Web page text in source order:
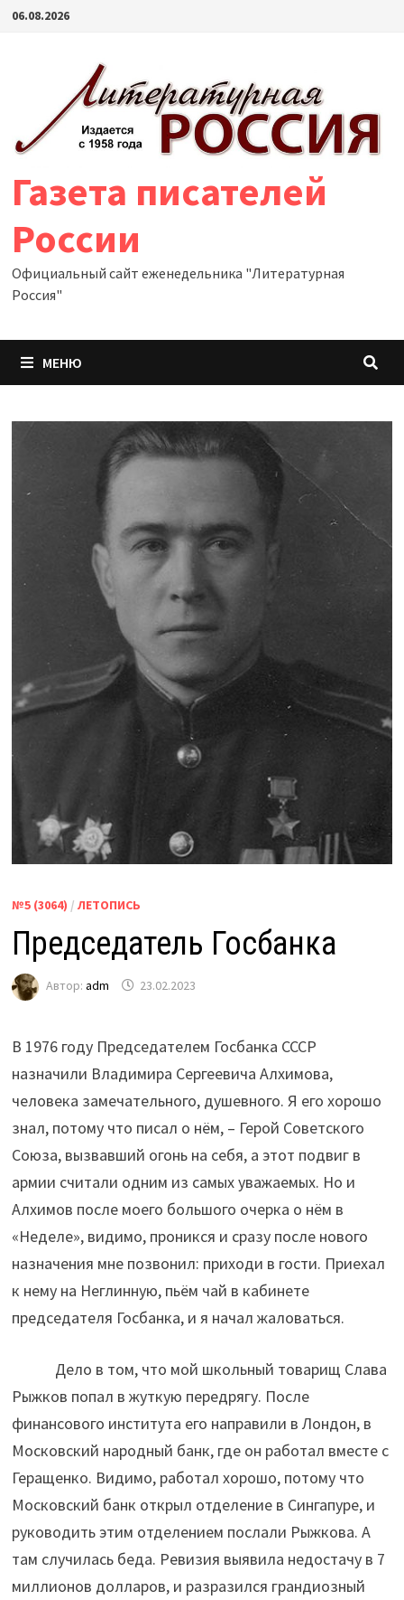
Перейти
06.08.2026
Газета писателей
России
Официальный сайт еженедельника "Литературная
Россия"
МЕНЮ
№5 (3064) / ЛЕТОПИСЬ
Председатель Госбанка
Автор: adm 23.02.2023
В 1976 году Председателем Госбанка СССР
назначили Владимира Сергеевича Алхимова,
человека замечательного, душевного. Я его хорошо
знал, потому что писал о нём, – Герой Советского
Союза, вызвавший огонь на себя, а этот подвиг в
армии считали одним из самых уважаемых. Но и
Алхимов после моего большого очерка о нём в
«Неделе», видимо, проникся и сразу после нового
назначения мне позвонил: приходи в гости. Приехал
к нему на Неглинную, пьём чай в кабинете
председателя Госбанка, и я начал жаловаться.
Дело в том, что мой школьный товарищ Слава
Рыжков попал в жуткую передрягу. После
финансового института его направили в Лондон, в
Московский народный банк, где он работал вместе с
Геращенко. Видимо, работал хорошо, потому что
Московский банк открыл отделение в Сингапуре, и
руководить этим отделением послали Рыжкова. А
там случилась беда. Ревизия выявила недостачу в 7
миллионов долларов, и разразился грандиозный